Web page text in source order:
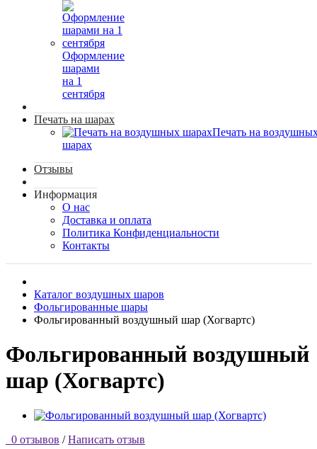
Оформление
шарами
на 1
сентября
Печать на шарах
Печать на
шарах
Отзывы
Информация
О нас
Доставка и оплата
Политика Конфиденциальности
Контакты
Каталог воздушных шаров
Фольгированные шары
Фольгированный воздушный шар (Хогвартс)
Фольгированный воздушный
шар (Хогвартс)
0 отзывов / Написать отзыв